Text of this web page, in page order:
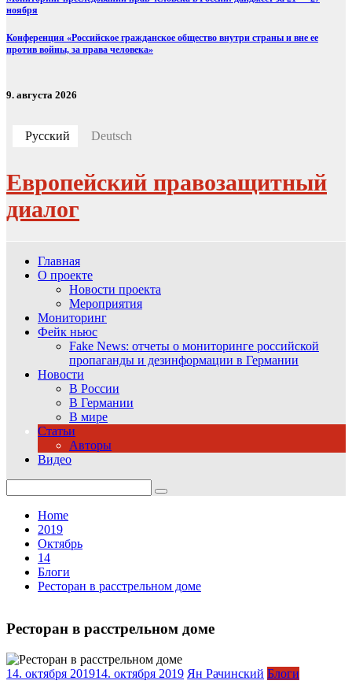
ноября
Конференция «Российское гражданское общество внутри страны и вне ее
против войны, за права человека»
9. августа 2026
Русский Deutsch
Европейский правозащитный
диалог
Главная
О проекте
Новости проекта
Мероприятия
Мониторинг
Фейк ньюс
Fake News: отчеты о мониторинге российской
пропаганды и дезинформации в Германии
Новости
В России
В Германии
В мире
Статьи
Авторы
Видео
for:
Home
2019
Октябрь
14
Блоги
Ресторан в расстрельном доме
Ресторан в расстрельном доме
14. октября 201914. октября 2019 Ян Рачинский Блоги